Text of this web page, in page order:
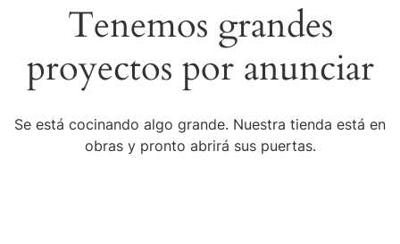
Tenemos grandes
proyectos por anunciar
Se está cocinando algo grande. Nuestra tienda está en
obras y pronto abrirá sus puertas.